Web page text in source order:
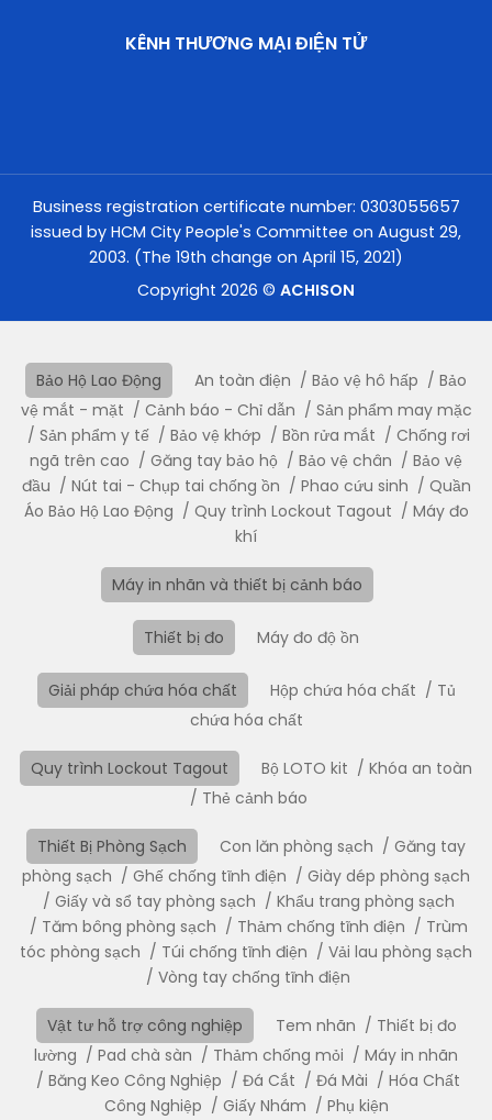
KÊNH THƯƠNG MẠI ĐIỆN TỬ
Business registration certificate number: 0303055657
issued by HCM City People's Committee on August 29,
2003. (The 19th change on April 15, 2021)
Copyright 2026 © ACHISON
Bảo Hộ Lao Động An toàn điện Bảo vệ hô hấp
Bảo
vệ mắt - mặt
Cảnh báo - Chỉ dẫn
Sản phẩm may mặc
Sản phẩm y tế
Bảo vệ khớp Bồn rửa mắt
Chống rơi
ngã trên cao
Găng tay bảo hộ Bảo vệ chân
Bảo vệ
đầu
Nút tai - Chụp tai chống ồn Phao cứu sinh
Quần
Áo Bảo Hộ Lao Động
Quy trình Lockout Tagout
Máy đo
khí
Máy in nhãn và thiết bị cảnh báo
Thiết bị đo Máy đo độ ồn
Giải pháp chứa hóa chất Hộp chứa hóa chất
Tủ
chứa hóa chất
Quy trình Lockout Tagout Bộ LOTO kit
Khóa an toàn
Thẻ cảnh báo
Thiết Bị Phòng Sạch Con lăn phòng sạch
Găng tay
phòng sạch
Ghế chống tĩnh điện
Giày dép phòng sạch
Giấy và sổ tay phòng sạch
Khẩu trang phòng sạch
Tăm bông phòng sạch
Thảm chống tĩnh điện
Trùm
tóc phòng sạch
Túi chống tĩnh điện
Vải lau phòng sạch
Vòng tay chống tĩnh điện
Vật tư hỗ trợ công nghiệp Tem nhãn
Thiết bị đo
lường
Pad chà sàn Thảm chống mỏi
Máy in nhãn
Băng Keo Công Nghiệp
Đá Cắt Đá Mài
Hóa Chất
Công Nghiệp
Giấy Nhám Phụ kiện